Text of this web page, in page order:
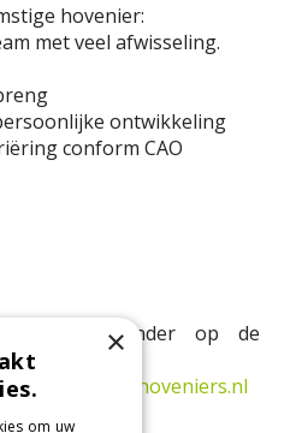
hovenier:
met veel afwisseling.
ontwikkeling
conform CAO
hieronder op de
info@haantjehoveniers.nl
×
om uw